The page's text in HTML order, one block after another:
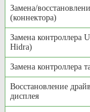
Замена/
(коннектора)
Замена контроллера
Hidra)
Замена контроллера
Восстановление
дисплея